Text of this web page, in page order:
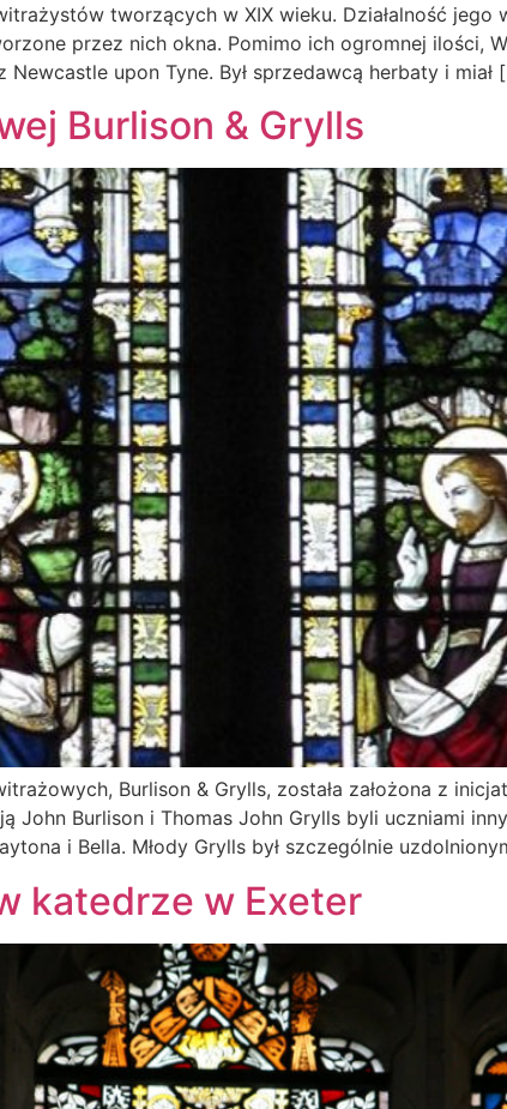
tworzących w XIX wieku. Działalność
przez nich okna. Pomimo ich ogromnej ilości,
upon Tyne. Był sprzedawcą herbaty i miał
Burlison & Grylls
Burlison & Grylls, została założona z
ją John Burlison i Thomas John Grylls byli uczniami
i Bella. Młody Grylls był szczególnie
katedrze w Exeter